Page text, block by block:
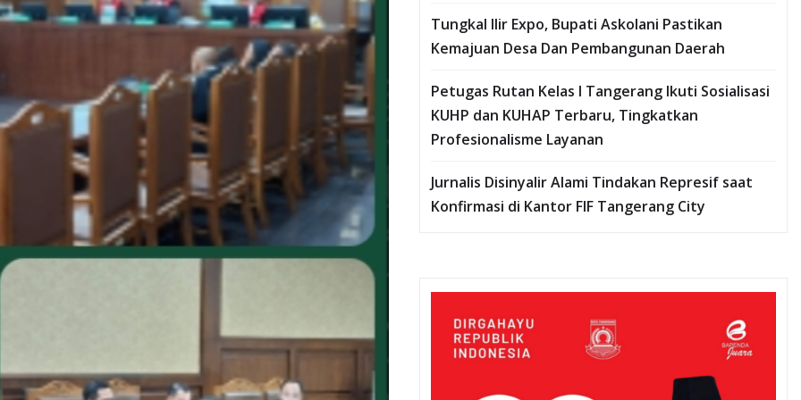
Tungkal Ilir Expo, Bupati Askolani Pastikan
Kemajuan Desa Dan Pembangunan Daerah
Petugas Rutan Kelas I Tangerang Ikuti Sosialisasi
KUHP dan KUHAP Terbaru, Tingkatkan
Profesionalisme Layanan
Jurnalis Disinyalir Alami Tindakan Represif saat
Konfirmasi di Kantor FIF Tangerang City